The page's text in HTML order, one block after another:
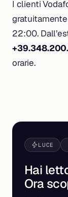
I clienti
22:00.
orarie.
LUCE
Hai
Ora